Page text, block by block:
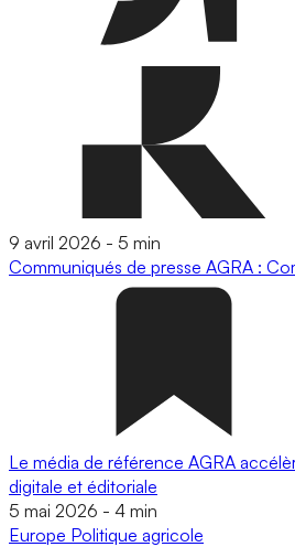
9 avril 2026 - 5 min
Communiqués de presse AGRA :
Le média de référence AGRA
digitale et éditoriale
5 mai 2026 - 4 min
Europe Politique agricole